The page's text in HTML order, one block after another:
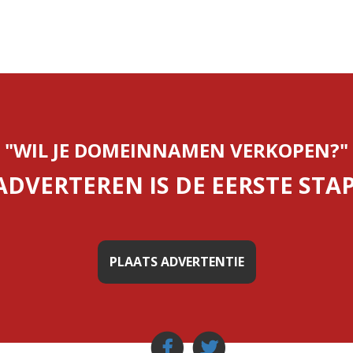
"WIL JE DOMEINNAMEN VERKOPEN?"
IS DE EERSTE
PLAATS ADVERTENTIE